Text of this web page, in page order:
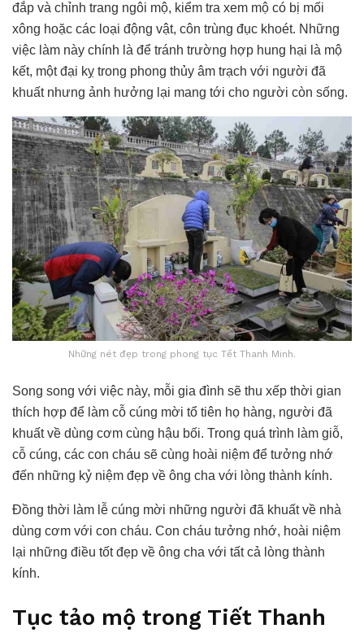
đắp và chỉnh trang ngôi mộ, kiểm tra xem mộ có bị mối
xông hoặc các loại động vật, côn trùng đục khoét. Những
việc làm này chính là để tránh trường hợp hung hại là mộ
kết, một đại kỵ trong phong thủy âm trạch với người đã
khuất nhưng ảnh hưởng lại mang tới cho người còn sống.
Những nét đẹp trong phong tục Tết Thanh Minh.
Song song với việc này, mỗi gia đình sẽ thu xếp thời gian
thích hợp để làm cỗ cúng mời tổ tiên họ hàng, người đã
khuất về dùng cơm cùng hậu bối. Trong quá trình làm giỗ,
cỗ cúng, các con cháu sẽ cùng hoài niệm để tưởng nhớ
đến những kỷ niệm đẹp về ông cha với lòng thành kính.
Đồng thời làm lễ cúng mời những người đã khuất về nhà
dùng cơm với con cháu. Con cháu tưởng nhớ, hoài niệm
lại những điều tốt đẹp về ông cha với tất cả lòng thành
kính.
Tục tảo mộ trong Tiết Thanh